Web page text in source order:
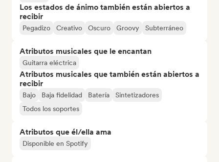
Los estados de ánimo también están abiertos a
recibir
Pegadizo Creativo Oscuro Groovy Subterráneo
Atributos musicales que le encantan
Guitarra eléctrica
Atributos musicales que también están abiertos a
recibir
Bajo Baja fidelidad Batería
Sintetizadores
Todos los soportes
Atributos que él/ella ama
Disponible en Spotify